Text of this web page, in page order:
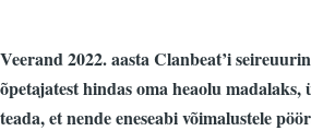
Veerand 2022. aasta Clanbeat’i
õpetajatest hindas oma heaolu
teada, et nende eneseabi võimalustele